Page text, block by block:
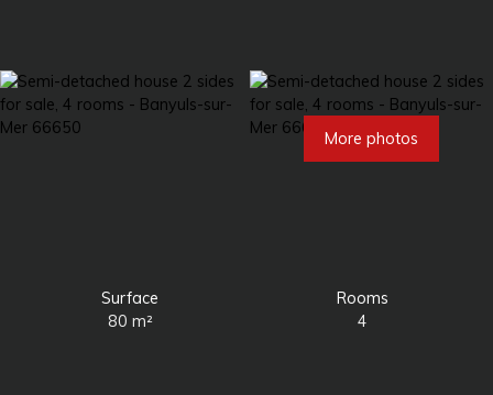
More photos
Surface
80 m²
Rooms
4